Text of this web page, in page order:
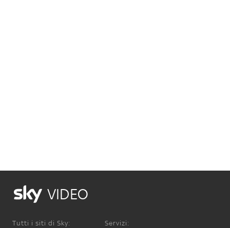
VIDEO
Tutti i siti di Sky: Servizi: